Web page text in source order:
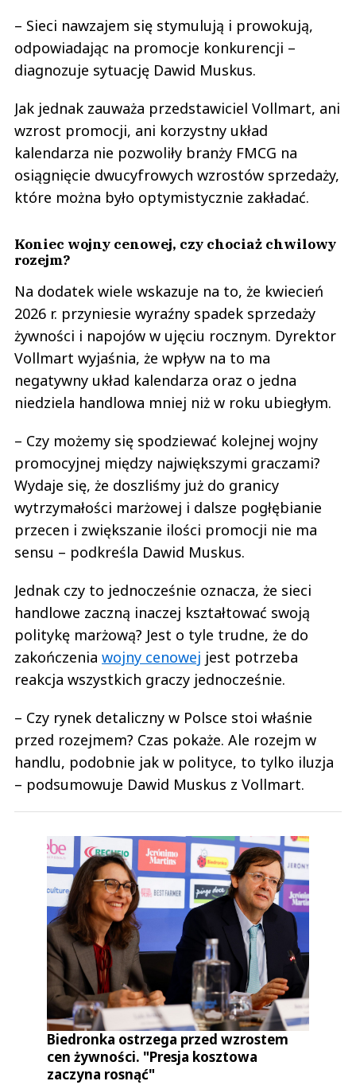
– Sieci nawzajem się stymulują i prowokują,
odpowiadając na promocje konkurencji –
diagnozuje sytuację Dawid Muskus.
Jak jednak zauważa przedstawiciel Vollmart, ani
wzrost promocji, ani korzystny układ
kalendarza nie pozwoliły branży FMCG na
osiągnięcie dwucyfrowych wzrostów sprzedaży,
które można było optymistycznie zakładać.
Koniec wojny cenowej, czy chociaż chwilowy
rozejm?
Na dodatek wiele wskazuje na to, że kwiecień
2026 r. przyniesie wyraźny spadek sprzedaży
żywności i napojów w ujęciu rocznym. Dyrektor
Vollmart wyjaśnia, że wpływ na to ma
negatywny układ kalendarza oraz o jedna
niedziela handlowa mniej niż w roku ubiegłym.
– Czy możemy się spodziewać kolejnej wojny
promocyjnej między największymi graczami?
Wydaje się, że doszliśmy już do granicy
wytrzymałości marżowej i dalsze pogłębianie
przecen i zwiększanie ilości promocji nie ma
sensu – podkreśla Dawid Muskus.
Jednak czy to jednocześnie oznacza, że sieci
handlowe zaczną inaczej kształtować swoją
politykę marżową? Jest o tyle trudne, że do
zakończenia wojny cenowej jest potrzeba
reakcja wszystkich graczy jednocześnie.
– Czy rynek detaliczny w Polsce stoi właśnie
przed rozejmem? Czas pokaże. Ale rozejm w
handlu, podobnie jak w polityce, to tylko iluzja
– podsumowuje Dawid Muskus z Vollmart.
Biedronka ostrzega przed wzrostem
cen żywności. "Presja kosztowa
zaczyna rosnąć"